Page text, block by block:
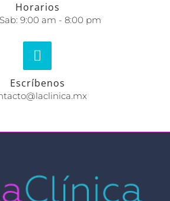
Horarios
9:00 am - 8:00 pm
Escríbenos